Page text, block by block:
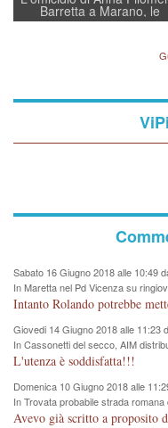
Barretta a Marano, le
indagini dei carabinieri
Lavarra: più avvincenti di
quelle di... Barbara
Sabato 16 Giugno 2018 alle 10:49
In Maretta nel Pd Vicenza su
"non mi dimetto". Angelo Tonello:
Giovedi 14 Giugno 2018 alle 11:23
In Cassonetti del secco, AIM
L'utenza è soddisfatta!!!
Domenica 10 Giugno 2018 alle
In Trovata probabile strada
nuovo stop?